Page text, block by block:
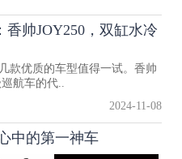
帅JOY250，双缸水冷
款优质的车型值得一试。香帅
航车的代..
2024-11-08
中的第一神车